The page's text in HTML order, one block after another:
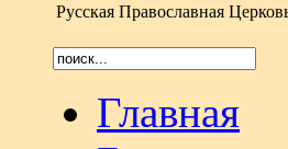
Русская Православная
Главная